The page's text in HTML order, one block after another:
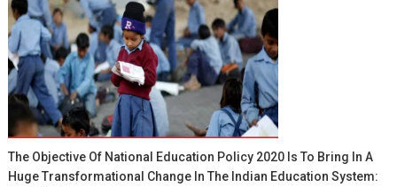
The Objective Of National Education Policy 2020 Is To Bring In A
Huge Transformational Change In The Indian Education System: